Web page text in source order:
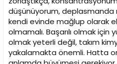
düşünüyorum,
kendi evinde mağlup olarak
olmamalı. Başarılı olmak
olmak yeterli değil, takım
yakalamakta önemli. Hatta